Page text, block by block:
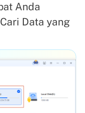
Anda
Data yang